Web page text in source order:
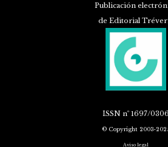
Publicación
de Editorial
ISSN nº 1697/0306
© Copyright 2003-
Aviso legal